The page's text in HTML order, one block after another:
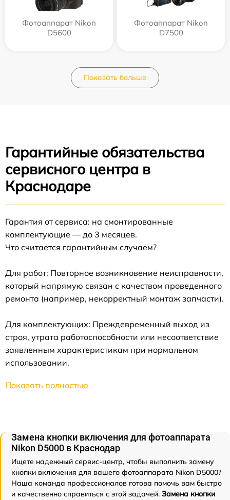
Фотоаппарат Nikon
D5600
Фотоаппарат Nikon
D7500
Показать больше
Гарантийные обязательства
сервисного центра в
Краснодаре
Гарантия от сервиса: на смонтированные
комплектующие — до 3 месяцев.
Что считается гарантийным случаем?
Для работ: Повторное возникновение неисправности,
который напрямую связан с качеством проведенного
ремонта (например, некорректный монтаж запчасти).
Для комплектующих: Преждевременный выход из
строя, утрата работоспособности или несоответствие
заявленным характеристикам при нормальном
использовании.
Показать полностью
Замена кнопки включения для фотоаппарата
Nikon D5000 в Краснодар
Ищете надежный сервис-центр, чтобы выполнить замену
кнопки включения для вашего фотоаппарата Nikon D5000?
Наша команда профессионалов готова помочь вам быстро
и качественно справиться с этой задачей. Замена кнопки